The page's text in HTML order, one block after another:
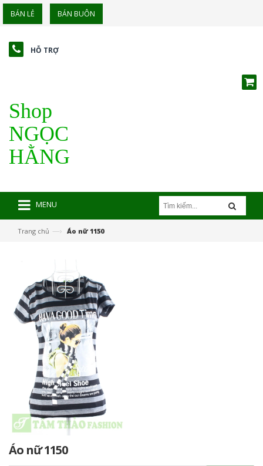
BÁN LẺ BÁN BUÔN
HỖ TRỢ
Shop
NGỌC
HẰNG
MENU
Trang chủ —› Áo nữ 1150
Áo nữ 1150